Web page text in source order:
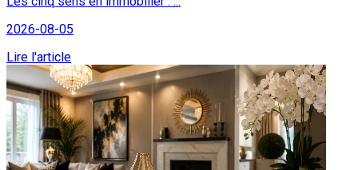
2026-08-05
Lire l'article